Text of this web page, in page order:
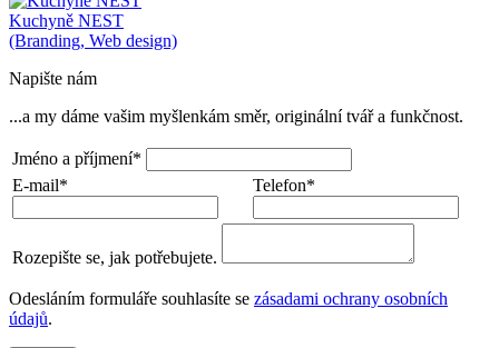
Kuchyně NEST
(Branding, Web design)
Napište nám
...a my dáme vašim myšlenkám směr, originální tvář a funkčnost.
Jméno a příjmení*
E-mail*
Telefon*
Rozepište se, jak potřebujete.
Odesláním formuláře souhlasíte se zásadami ochrany osobních
údajů.